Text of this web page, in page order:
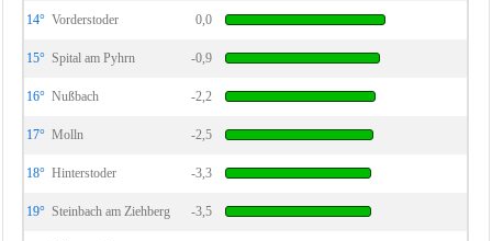
14° Vorderstoder 0,0
15° Spital am Pyhrn -0,9
16° Nußbach -2,2
17° Molln -2,5
18° Hinterstoder -3,3
19° Steinbach am Ziehberg -3,5